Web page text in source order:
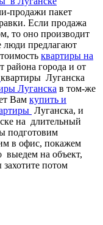
продажи пакет
Если продажа
то оно производит
люди предлагают
квартиры на
района города и от
квартиры Луганска
Луганска в том-же
Вам купить и
Луганска, и
на длительный
подготовим
в офис, покажем
выедем на объект,
потом